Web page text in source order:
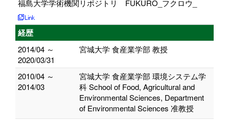
福島大学学術機関リポジトリ FUKURO_フクロウ_
経歴
2014/04 ～
2020/03/31
宮城大学 食産業学部 教授
2010/04 ～
2014/03
宮城大学 食産業学部 環境システム学
科 School of Food, Agricultural and
Environmental Sciences, Department
of Environmental Sciences 准教授